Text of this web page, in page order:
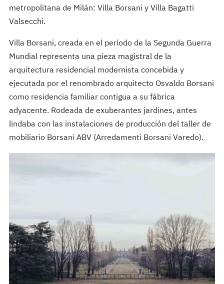
metropolitana de Milán: Villa Borsani y Villa Bagatti
Valsecchi.
Villa Borsani, creada en el período de la Segunda Guerra
Mundial representa una pieza magistral de la
arquitectura residencial modernista concebida y
ejecutada por el renombrado arquitecto Osvaldo Borsani
como residencia familiar contigua a su fábrica
adyacente. Rodeada de exuberantes jardines, antes
lindaba con las instalaciones de producción del taller de
mobiliario Borsani ABV (Arredamenti Borsani Varedo).